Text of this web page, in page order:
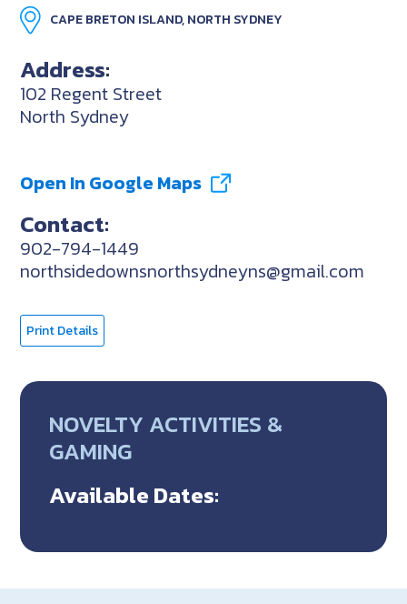
CAPE BRETON ISLAND, NORTH SYDNEY
Address:
102 Regent Street
North Sydney
Open In Google Maps
Contact:
902-794-1449
northsidedownsnorthsydneyns@gmail.com
Print Details
NOVELTY ACTIVITIES &
GAMING
Available Dates: